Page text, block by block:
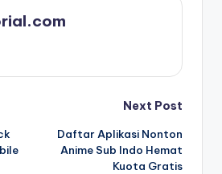
Next Post
Daftar Aplikasi Nonton
Anime Sub Indo Hemat
Kuota Gratis